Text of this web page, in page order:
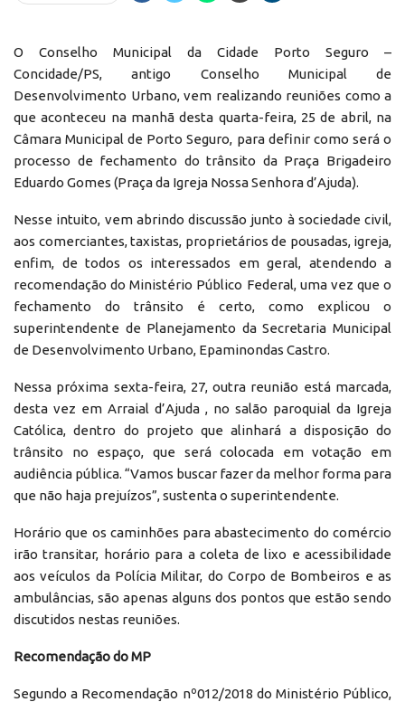
O Conselho Municipal da Cidade Porto Seguro –
Concidade/PS, antigo Conselho Municipal de
Desenvolvimento Urbano, vem realizando reuniões como a
que aconteceu na manhã desta quarta-feira, 25 de abril, na
Câmara Municipal de Porto Seguro, para definir como será o
processo de fechamento do trânsito da Praça Brigadeiro
Eduardo Gomes (Praça da Igreja Nossa Senhora d’Ajuda).
Nesse intuito, vem abrindo discussão junto à sociedade civil,
aos comerciantes, taxistas, proprietários de pousadas, igreja,
enfim, de todos os interessados em geral, atendendo a
recomendação do Ministério Público Federal, uma vez que o
fechamento do trânsito é certo, como explicou o
superintendente de Planejamento da Secretaria Municipal
de Desenvolvimento Urbano, Epaminondas Castro.
Nessa próxima sexta-feira, 27, outra reunião está marcada,
desta vez em Arraial d’Ajuda , no salão paroquial da Igreja
Católica, dentro do projeto que alinhará a disposição do
trânsito no espaço, que será colocada em votação em
audiência pública. “Vamos buscar fazer da melhor forma para
que não haja prejuízos”, sustenta o superintendente.
Horário que os caminhões para abastecimento do comércio
irão transitar, horário para a coleta de lixo e acessibilidade
aos veículos da Polícia Militar, do Corpo de Bombeiros e as
ambulâncias, são apenas alguns dos pontos que estão sendo
discutidos nestas reuniões.
Recomendação do MP
Segundo a Recomendação nº012/2018 do Ministério Público,